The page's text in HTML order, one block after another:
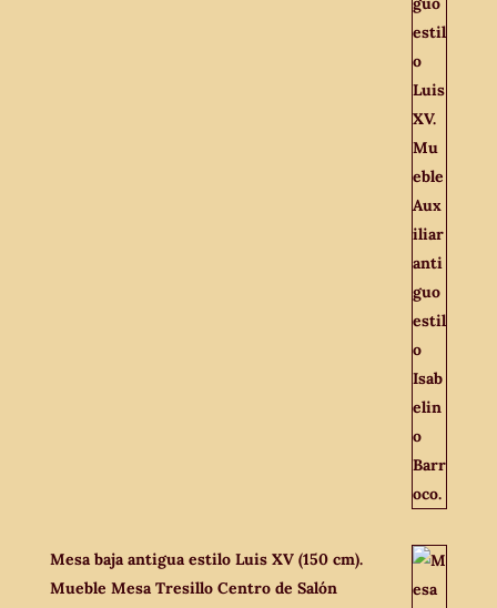
Mesa baja antigua estilo Luis XV (150 cm).
Mueble Mesa Tresillo Centro de Salón